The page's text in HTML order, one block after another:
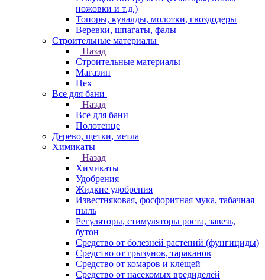
ножовки и т.д.)
Топоры, кувалды, молотки, гвоздодеры
Веревки, шпагаты, фалы
Строительные материалы
Назад
Строительные материалы
Магазин
Цех
Все для бани
Назад
Все для бани
Полотенце
Дерево, щетки, метла
Химикаты
Назад
Химикаты
Удобрения
Жидкие удобрения
Известняковая, фосфоритная мука, табачная
пыль
Регуляторы, стимуляторы роста, завезь,
бутон
Средство от болезней растений (фунгициды)
Средство от грызунов, тараканов
Средство от комаров и клещей
Средство от насекомых вредиделей